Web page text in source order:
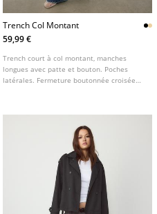
Trench Col Montant
59,99 €
Trench court à col montant, manches
longues avec patte et bouton. Poches
latérales. Fermeture boutonnée croisée